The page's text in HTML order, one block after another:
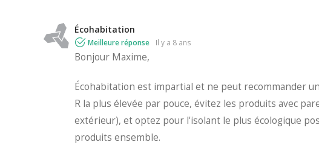
Écohabitation
Meilleure réponse il y a 8 ans
Bonjour Maxime,
Écohabitation est impartial et ne peut recommander
R la plus élevée par pouce, évitez les produits avec
extérieur), et optez pour l'isolant le plus écologique
produits ensemble.